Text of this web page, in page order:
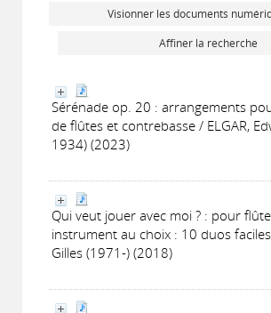
Visionner les documents
Affiner la recherche
Sérénade op. 20 : arrangements
de flûtes et contrebasse / ELGAR,
1934) (2023)
Qui veut jouer avec moi ? : pour
instrument au choix : 10 duos
Gilles (1971-) (2018)